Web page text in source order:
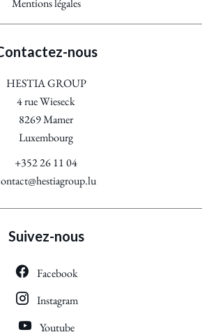
Mentions légales
nous
HESTIA GROUP
4 rue Wieseck
8269Mamer
Luxembourg
+352 26 11 04
Suivez-nous
Facebook
Instagram
Youtube